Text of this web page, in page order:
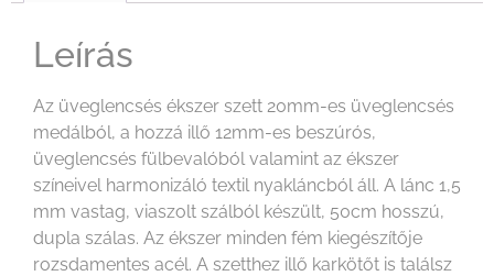
Leírás
Az üveglencsés ékszer szett 20mm-es üveglencsés
medálból, a hozzá illő 12mm-es beszúrós,
üveglencsés fülbevalóból valamint az ékszer
színeivel harmonizáló textil nyakláncból áll. A lánc 1,5
mm vastag, viaszolt szálból készült, 50cm hosszú,
dupla szálas. Az ékszer minden fém kiegészítője
rozsdamentes acél. A szetthez illő karkötőt is találsz